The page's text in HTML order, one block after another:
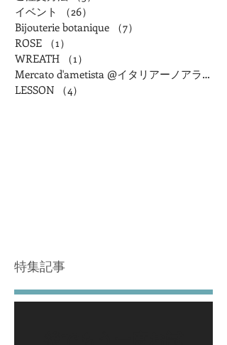
イベント
（26）
Bijouterie botanique
（7）
ROSE
（1）
WREATH
（1）
Mercato d'ametista @イタリアーノアランチャ
LESSON
（4）
特集記事